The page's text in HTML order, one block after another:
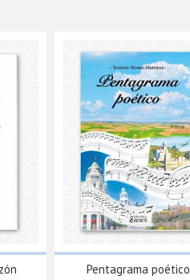
Pentagrama poético